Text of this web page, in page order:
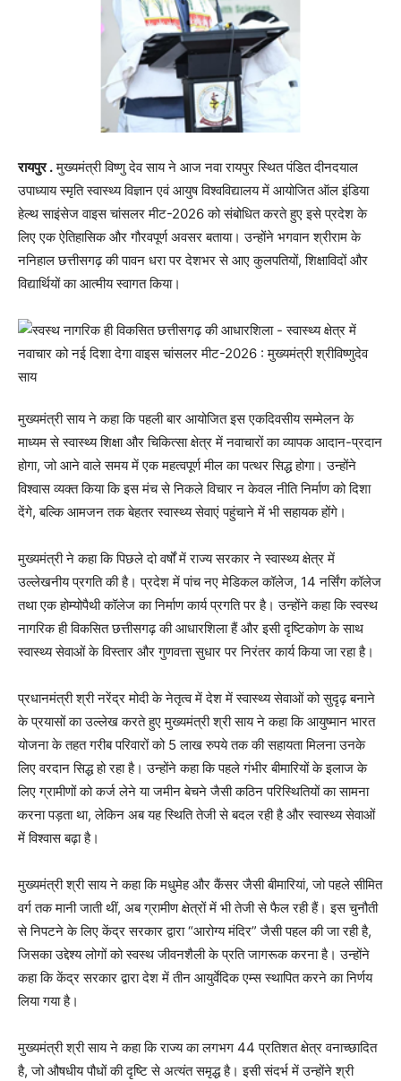
रायपुर .मुख्यमंत्री विष्णु देव साय ने आज नवा रायपुर स्थित पंडित दीनदयाल
उपाध्याय स्मृति स्वास्थ्य विज्ञान एवं आयुष विश्वविद्यालय में आयोजित ऑल इंडिया
हेल्थ साइंसेज वाइस चांसलर मीट-2026 को संबोधित करते हुए इसे प्रदेश के
लिए एक ऐतिहासिक और गौरवपूर्ण अवसर बताया। उन्होंने भगवान श्रीराम के
ननिहाल छत्तीसगढ़ की पावन धरा पर देशभर से आए कुलपतियों, शिक्षाविदों और
विद्यार्थियों का आत्मीय स्वागत किया।
मुख्यमंत्री साय ने कहा कि पहली बार आयोजित इस एकदिवसीय सम्मेलन के
माध्यम से स्वास्थ्य शिक्षा और चिकित्सा क्षेत्र में नवाचारों का व्यापक आदान-प्रदान
होगा, जो आने वाले समय में एक महत्वपूर्ण मील का पत्थर सिद्ध होगा। उन्होंने
विश्वास व्यक्त किया कि इस मंच से निकले विचार न केवल नीति निर्माण को दिशा
देंगे, बल्कि आमजन तक बेहतर स्वास्थ्य सेवाएं पहुंचाने में भी सहायक होंगे।
मुख्यमंत्री ने कहा कि पिछले दो वर्षों में राज्य सरकार ने स्वास्थ्य क्षेत्र में
उल्लेखनीय प्रगति की है। प्रदेश में पांच नए मेडिकल कॉलेज, 14 नर्सिंग कॉलेज
तथा एक होम्योपैथी कॉलेज का निर्माण कार्य प्रगति पर है। उन्होंने कहा कि स्वस्थ
नागरिक ही विकसित छत्तीसगढ़ की आधारशिला हैं और इसी दृष्टिकोण के साथ
स्वास्थ्य सेवाओं के विस्तार और गुणवत्ता सुधार पर निरंतर कार्य किया जा रहा है।
प्रधानमंत्री श्री नरेंद्र मोदी के नेतृत्व में देश में स्वास्थ्य सेवाओं को सुदृढ़ बनाने
के प्रयासों का उल्लेख करते हुए मुख्यमंत्री श्री साय ने कहा कि आयुष्मान भारत
योजना के तहत गरीब परिवारों को 5 लाख रुपये तक की सहायता मिलना उनके
लिए वरदान सिद्ध हो रहा है। उन्होंने कहा कि पहले गंभीर बीमारियों के इलाज के
लिए ग्रामीणों को कर्ज लेने या जमीन बेचने जैसी कठिन परिस्थितियों का सामना
करना पड़ता था, लेकिन अब यह स्थिति तेजी से बदल रही है और स्वास्थ्य सेवाओं
में विश्वास बढ़ा है।
मुख्यमंत्री श्री साय ने कहा कि मधुमेह और कैंसर जैसी बीमारियां, जो पहले सीमित
वर्ग तक मानी जाती थीं, अब ग्रामीण क्षेत्रों में भी तेजी से फैल रही हैं। इस चुनौती
से निपटने के लिए केंद्र सरकार द्वारा “आरोग्य मंदिर” जैसी पहल की जा रही है,
जिसका उद्देश्य लोगों को स्वस्थ जीवनशैली के प्रति जागरूक करना है। उन्होंने
कहा कि केंद्र सरकार द्वारा देश में तीन आयुर्वेदिक एम्स स्थापित करने का निर्णय
लिया गया है।
मुख्यमंत्री श्री साय ने कहा कि राज्य का लगभग 44 प्रतिशत क्षेत्र वनाच्छादित
है, जो औषधीय पौधों की दृष्टि से अत्यंत समृद्ध है। इसी संदर्भ में उन्होंने श्री